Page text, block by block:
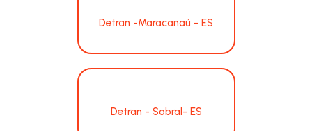
Detran -Maracanaú - ES
Detran - Sobral- ES